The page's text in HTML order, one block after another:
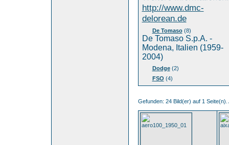
http://www.dmc-
delorean.de
De Tomaso(8)
De Tomaso S.p.A. -
Modena, Italien (1959-
2004)
Dodge(2)
FSO (4)
Gefunden: 24 Bild(er) auf 1 Seite(n).